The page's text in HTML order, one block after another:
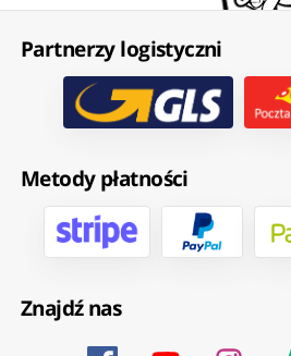
Partnerzy logistyczni
Metody płatności
Znajdź nas